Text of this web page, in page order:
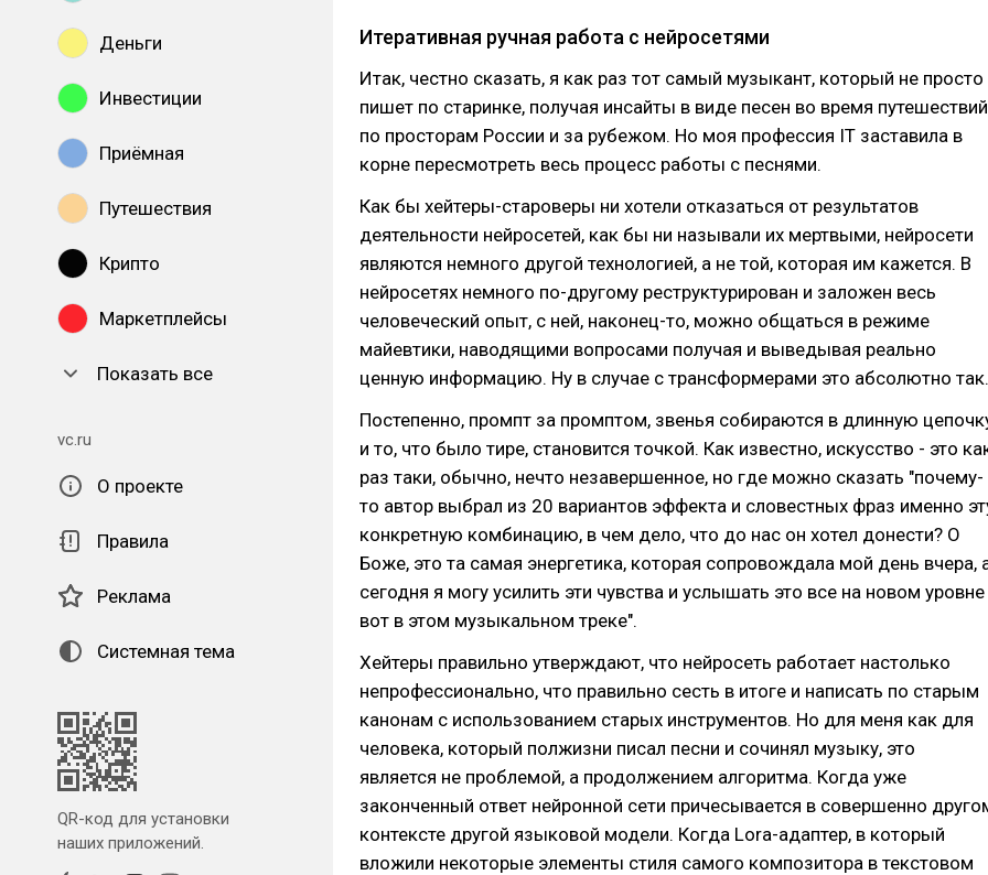
Деньги
Инвестиции
Приёмная
Путешествия
Крипто
Маркетплейсы
Показать все
vc.ru
О проекте
Правила
Реклама
Системная тема
QR-код для установки
наших приложений.
Итеративная ручная работа с нейросетями
Итак, честно сказать, я как раз тот самый музыкант, который не просто
пишет по старинке, получая инсайты в виде песен во время путешествий
по просторам России и за рубежом. Но моя профессия IT заставила в
корне пересмотреть весь процесс работы с песнями.
Как бы хейтеры-староверы ни хотели отказаться от результатов
деятельности нейросетей, как бы ни называли их мертвыми, нейросети
являются немного другой технологией, а не той, которая им кажется. В
нейросетях немного по-другому реструктурирован и заложен весь
человеческий опыт, с ней, наконец-то, можно общаться в режиме
майевтики, наводящими вопросами получая и выведывая реально
ценную информацию. Ну в случае с трансформерами это абсолютно так.
Постепенно, промпт за промптом, звенья собираются в длинную
и то, что было тире, становится точкой. Как известно, искусство - это
раз таки, обычно, нечто незавершенное, но где можно сказать "почему-
то автор выбрал из 20 вариантов эффекта и словестных фраз именно
конкретную комбинацию, в чем дело, что до нас он хотел донести? О
Боже, это та самая энергетика, которая сопровождала мой день вчера,
сегодня я могу усилить эти чувства и услышать это все на новом уровне
вот в этом музыкальном треке".
Хейтеры правильно утверждают, что нейросеть работает настолько
непрофессионально, что правильно сесть в итоге и написать по старым
канонам с использованием старых инструментов. Но для меня как для
человека, который полжизни писал песни и сочинял музыку, это
является не проблемой, а продолжением алгоритма. Когда уже
законченный ответ нейронной сети причесывается в совершенно
контексте другой языковой модели. Когда Lora-адаптер, в который
вложили некоторые элементы стиля самого композитора в текстовом